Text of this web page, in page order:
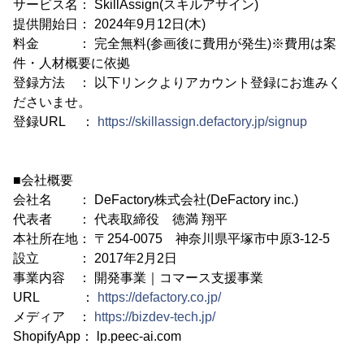
サービス名： SkillAssign(スキルアサイン)
提供開始日： 2024年9月12日(木)
料金 ： 完全無料(参画後に費用が発生)※費用は案
件・人材概要に依拠
登録方法 ： 以下リンクよりアカウント登録にお進みく
ださいませ。
登録URL ：
https://skillassign.defactory.jp/signup
■会社概要
会社名 ： DeFactory株式会社(DeFactory inc.)
代表者 ： 代表取締役 徳満 翔平
本社所在地： 〒254-0075 神奈川県平塚市中原3-12-5
設立 ： 2017年2月2日
事業内容 ： 開発事業｜コマース支援事業
URL ：
https://defactory.co.jp/
メディア ：
https://bizdev-tech.jp/
ShopifyApp： lp.peec-ai.com